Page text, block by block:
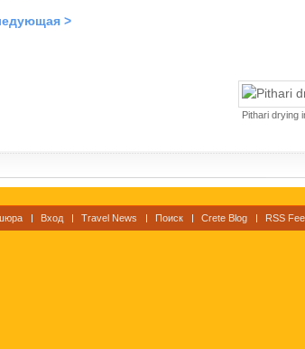
Pithari drying
>
Вход Travel News Поиск Crete Blog RSS